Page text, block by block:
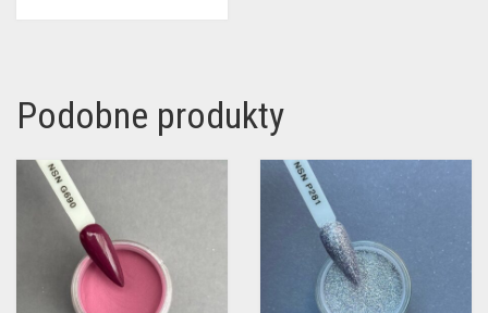
Podobne produkty